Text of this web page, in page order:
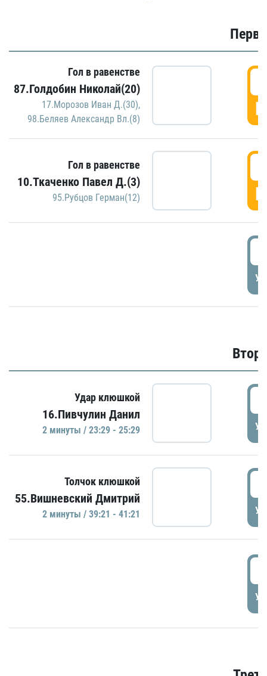
Гол в равенстве
87.Голдобин Николай(20)
17.Морозов Иван Д.(30),
98.Беляев Александр Вл.(8)
Гол в равенстве
10.Ткаченко Павел Д.(3)
95.Рубцов Герман(12)
Удар клюшкой
16.Пивчулин Данил
2 минуты / 23:29 - 25:29
Толчок клюшкой
55.Вишневский Дмитрий
2 минуты / 39:21 - 41:21